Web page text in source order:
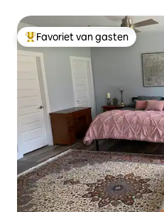
Topfavoriet van gasten
Favoriet van gasten